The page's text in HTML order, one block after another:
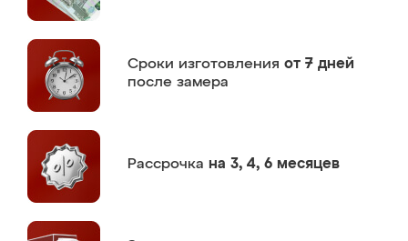
Сроки изготовления от 7 дней
после замера
Рассрочка на 3, 4, 6 месяцев